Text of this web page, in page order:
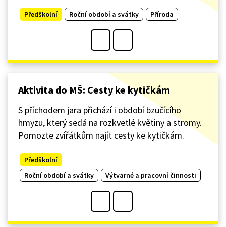
Předškolní Roční období a svátky Příroda
Aktivita do MŠ: Cesty ke kytičkám
S příchodem jara přichází i období bzučícího
hmyzu, který sedá na rozkvetlé květiny a stromy.
Pomozte zvířátkům najít cesty ke kytičkám.
Předškolní
Roční období a svátky
Výtvarné a pracovní činnosti